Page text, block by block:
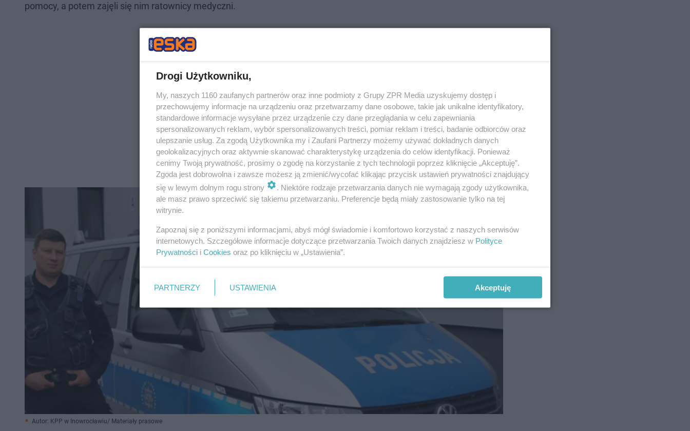
pomocy, a potem zajęli się nim ratownicy medyczni.
Autor: KPP w Inowrocławiu/ Materiały prasowe
Drogi Użytkowniku,
My, naszych 1160 zaufanych partnerów oraz inne podmioty z Grupy ZPR Media uzyskujemy dostęp i
przechowujemy informacje na urządzeniu oraz przetwarzamy dane osobowe, takie jak unikalne identyfikatory,
standardowe informacje wysyłane przez urządzenie czy dane przeglądania w celu zapewniania
spersonalizowanych reklam, wybór spersonalizowanych treści, pomiar reklam i treści, badanie odbiorców oraz
ulepszanie usług. Za zgodą Użytkownika my i Zaufani Partnerzy możemy używać dokładnych danych
geolokalizacyjnych oraz aktywnie skanować charakterystykę urządzenia do celów identyfikacji. Ponieważ
cenimy Twoją prywatność, prosimy o zgodę na korzystanie z tych technologii poprzez kliknięcie „Akceptuję”.
Zgoda jest dobrowolna i zawsze możesz ją zmienić/wycofać klikając przycisk ustawień prywatności znajdujący
się w lewym dolnym rogu strony
. Niektóre rodzaje przetwarzania danych nie wymagają zgody użytkownika,
ale masz prawo sprzeciwić się takiemu przetwarzaniu. Preferencje będą miały zastosowanie tylko na tej
witrynie.
Zapoznaj się z poniższymi informacjami, abyś mógł świadomie i komfortowo korzystać z naszych serwisów
internetowych. Szczegółowe informacje dotyczące przetwarzania Twoich danych znajdziesz w Polityce
Prywatności i Cookies oraz po kliknięciu w „Ustawienia”.
PARTNERZY USTAWIENIA Akceptuję